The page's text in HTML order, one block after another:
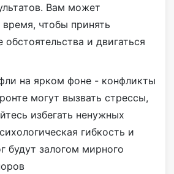
Вам может
время, чтобы принять
и двигаться
на ярком фоне - конфликты
могут вызвать стрессы,
избегать ненужных
гибкость и
будут залогом мирного